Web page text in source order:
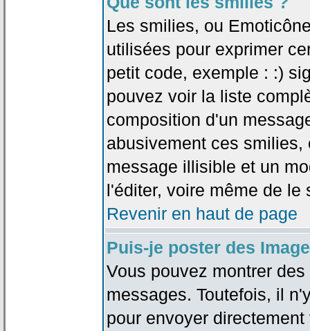
Les smilies, ou
utilisées pour exprimer
petit code, exemple : :)
pouvez voir la liste
composition d'un
abusivement ces
message illisible et un
l'éditer, voire même de le
Revenir en haut de page
Puis-je poster des
Vous pouvez montrer
messages. Toutefois, il
pour envoyer